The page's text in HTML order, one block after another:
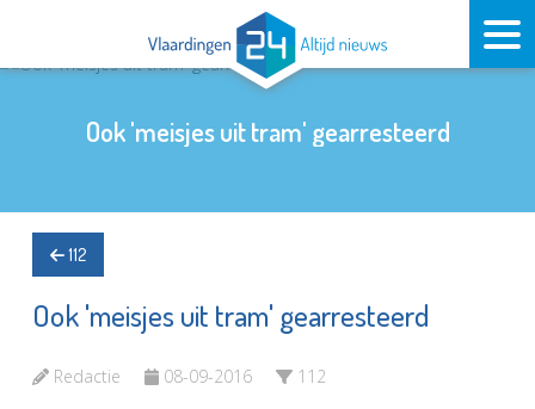
Ook 'meisjes uit tram' gearresteerd
112
Ook 'meisjes uit tram' gearresteerd
Redactie 08-09-2016 112